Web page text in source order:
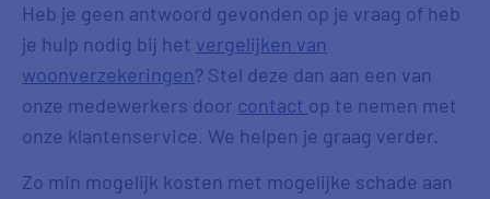
Heb je geen antwoord gevonden op je vraag of heb
je hulp nodig bij het vergelijken van
woonverzekeringen? Stel deze dan aan een van
onze medewerkers door contact op te nemen met
onze klantenservice. We helpen je graag verder.
Zo min mogelijk kosten met mogelijke schade aan